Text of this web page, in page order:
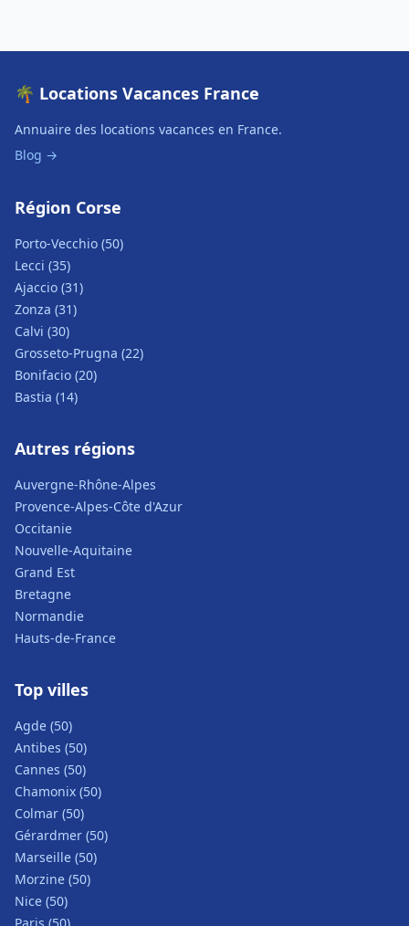
🌴 Locations Vacances France
Annuaire des locations vacances en France.
Blog →
Région Corse
Porto-Vecchio (50)
Lecci (35)
Ajaccio (31)
Zonza (31)
Calvi (30)
Grosseto-Prugna (22)
Bonifacio (20)
Bastia (14)
Autres régions
Auvergne-Rhône-Alpes
Provence-Alpes-Côte d'Azur
Occitanie
Nouvelle-Aquitaine
Grand Est
Bretagne
Normandie
Hauts-de-France
Top villes
Agde (50)
Antibes (50)
Cannes (50)
Chamonix (50)
Colmar (50)
Gérardmer (50)
Marseille (50)
Morzine (50)
Nice (50)